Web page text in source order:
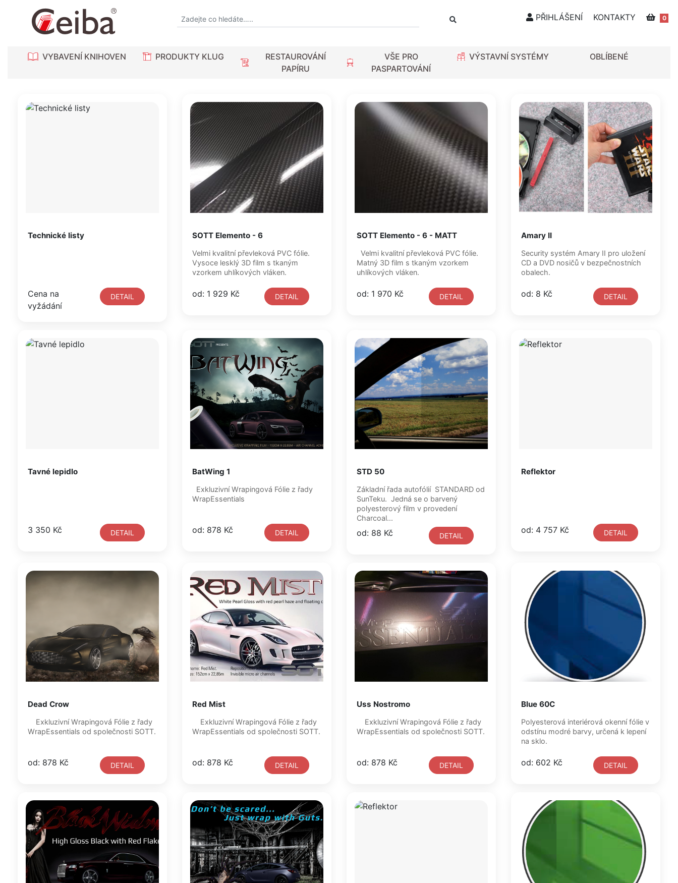
PŘIHLÁŠENÍ KONTAKTY 0
VYBAVENÍ KNIHOVEN PRODUKTY KLUG
RESTAUROVÁNÍ
PAPÍRU
VŠE PRO
PASPARTOVÁNÍ
VÝSTAVNÍ SYSTÉMY OBLÍBENÉ
Technické listy
Cena na
vyžádání
DETAIL
SOTT Elemento - 6
Velmi kvalitní převleková PVC fólie.
Vysoce lesklý 3D film s tkaným
vzorkem uhlíkových vláken.
od: 1 929 Kč DETAIL
SOTT Elemento - 6 - MATT
Matný 3D film s tkaným vzorkem
uhlíkových vláken.
od: 1 970 Kč DETAIL
Amary II
Security systém Amary II pro uložení
CD a DVD nosičů v bezpečnostních
obalech.
od: 8 Kč DETAIL
Tavné lepidlo
3 350 Kč DETAIL
BatWing 1
Exkluzivní Wrapingová Fólie z řady
WrapEssentials
od: 878 Kč DETAIL
STD 50
Základní řada autofólií STANDARD od
SunTeku. Jedná se o barvený
polyesterový film v provedení
Charcoal...
od: 88 Kč DETAIL
Reflektor
od: 4 757 Kč DETAIL
Dead Crow
WrapEssentials od společnosti SOTT.
od: 878 Kč DETAIL
Red Mist
WrapEssentials od společnosti SOTT.
od: 878 Kč DETAIL
Uss Nostromo
WrapEssentials od společnosti SOTT.
od: 878 Kč DETAIL
Blue 60C
Polyesterová interiérová okenní fólie v
odstínu modré barvy, určená k lepení
na sklo.
od: 602 Kč DETAIL